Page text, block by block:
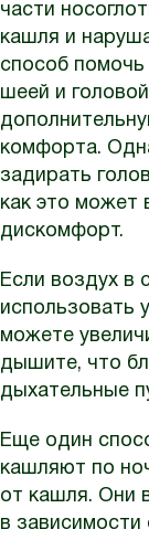
части
кашля и
способ
шеей и
комфорта.
задирать
как это может
дискомфорт.
Если воздух в
использовать
можете
дышите, что
дыхательные
Еще один
кашляют по
от кашля. Они
в зависимости